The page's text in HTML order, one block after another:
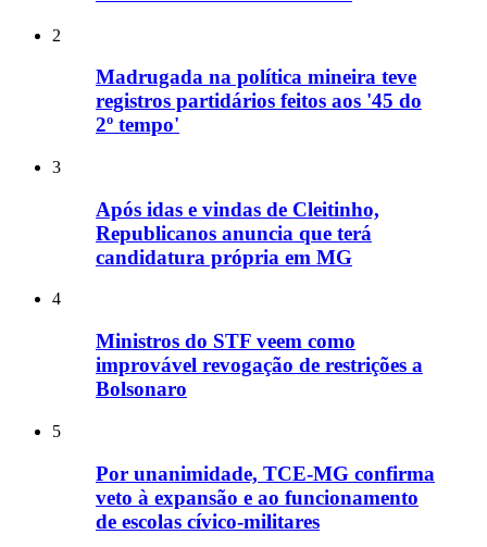
2
Madrugada na política mineira teve
registros partidários feitos aos '45 do
2º tempo'
3
Após idas e vindas de Cleitinho,
Republicanos anuncia que terá
candidatura própria em MG
4
Ministros do STF veem como
improvável revogação de restrições a
Bolsonaro
5
Por unanimidade, TCE-MG confirma
veto à expansão e ao funcionamento
de escolas cívico-militares